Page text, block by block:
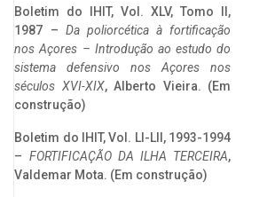
Boletim do IHIT, Vol. XLV, Tomo II,
1987 – Da poliorcética à fortificação
nos Açores – Introdução ao estudo do
sistema defensivo nos Açores nos
séculos XVI-XIX, Alberto Vieira. (Em
construção)
Boletim do IHIT, Vol. LI-LII, 1993-1994
– FORTIFICAÇÃO DA ILHA TERCEIRA,
Valdemar Mota. (Em construção)